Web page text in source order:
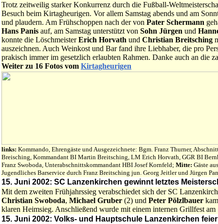
Trotz zeitweilig starker Konkurrenz durch die Fußball-
Besuch beim Kirtagheurigen. Vor allem Samstag abends und am
und plaudern. Am Frühschoppen nach der von Pater Schermann
Hans Panis auf, am Samstag unterstützt von Sohn Jürgen und
konnte die LöschmeisterErich Horvath und Christian Breitsching
auszeichnen. Auch Weinkost und Bar fand ihre Liebhaber, die pro
prakisch immer im gesetzlich erlaubten Rahmen. Danke auch an die
Weiter zu 16 Fotos vom Kirtagheurigen
links: Kommando, Ehrengäste und Ausgezeichnete: Bgm. Franz Thurner,
Breisching, Kommandant BI Martin Breitsching, LM Erich Horvath, GGR BI
Franz Swoboda, Unterabschnittskommandant HBI Josef Kornfeld; Mitte: Gäste
Jugendliches Barservice durch Franz Breitsching jun. Georg Jeitler und Jürgen
15. Juni 2002: SC Lanzenkirchen gewinnt letztes
Mit dem zweiten Frühjahrssieg verabschiedet sich der SC
Christian Swoboda, Michael Gruber (2) und Peter Pölzlbauer
klaren Heimsieg. Anschließend wurde mit einem internen Grillfest am
15. Juni 2002: Volks- und Hauptschule Lanzenkirchen